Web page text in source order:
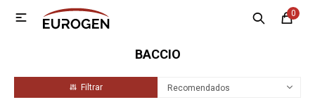
0

BACCIO
Recomendados
MI CUENTA
Contacto